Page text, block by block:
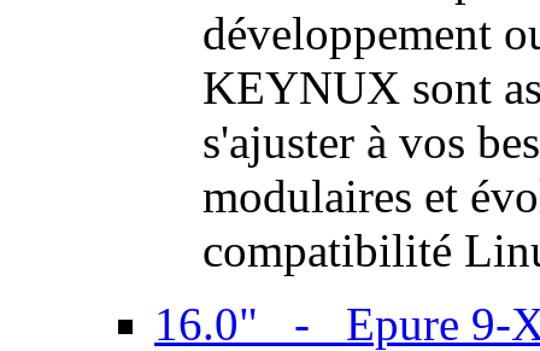
développement
KEYNUX sont
s'ajuster à vos
modulaires et
compatibilité
16.0" - Epure 9-